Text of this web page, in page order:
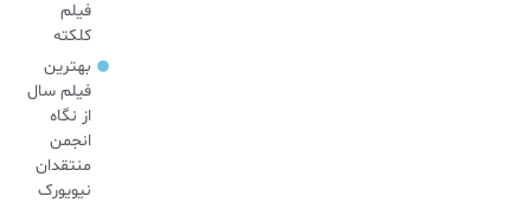
فیلم
کلکته
بهترین
فیلم سال
از نگاه
انجمن
منتقدان
نیویورک